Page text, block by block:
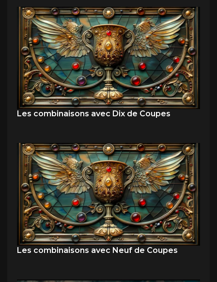
Les combinaisons avec Dix de Coupes
Les combinaisons avec Neuf de Coupes